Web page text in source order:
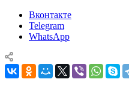
Вконтакте
Telegram
WhatsApp